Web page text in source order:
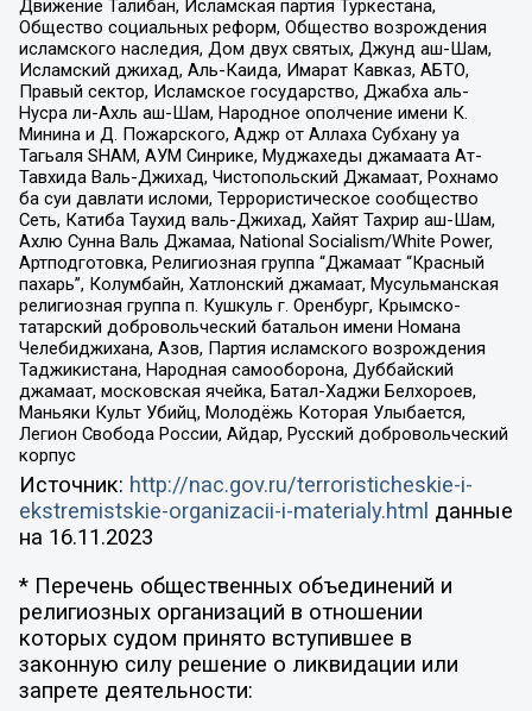
Движение Талибан, Исламская партия Туркестана,
Общество социальных реформ, Общество возрождения
исламского наследия, Дом двух святых, Джунд аш-Шам,
Исламский джихад, Аль-Каида, Имарат Кавказ, АБТО,
Правый сектор, Исламское государство, Джабха аль-
Нусра ли-Ахль аш-Шам, Народное ополчение имени К.
Минина и Д. Пожарского, Аджр от Аллаха Субхану уа
Тагьаля SHAM, АУМ Синрике, Муджахеды джамаата Ат-
Тавхида Валь-Джихад, Чистопольский Джамаат, Рохнамо
ба суи давлати исломи, Террористическое сообщество
Сеть, Катиба Таухид валь-Джихад, Хайят Тахрир аш-Шам,
Ахлю Сунна Валь Джамаа, National Socialism/White Power,
Артподготовка, Религиозная группа “Джамаат “Красный
пахарь”, Колумбайн, Хатлонский джамаат, Мусульманская
религиозная группа п. Кушкуль г. Оренбург, Крымско-
татарский добровольческий батальон имени Номана
Челебиджихана, Азов, Партия исламского возрождения
Таджикистана, Народная самооборона, Дуббайский
джамаат, московская ячейка, Батал-Хаджи Белхороев,
Маньяки Культ Убийц, Молодёжь Которая Улыбается,
Легион Свобода России, Айдар, Русский добровольческий
корпус
Источник: http://nac.gov.ru/terroristicheskie-i-
ekstremistskie-organizacii-i-materialy.html данные
на 16.11.2023
* Перечень общественных объединений и
религиозных организаций в отношении
которых судом принято вступившее в
законную силу решение о ликвидации или
запрете деятельности: